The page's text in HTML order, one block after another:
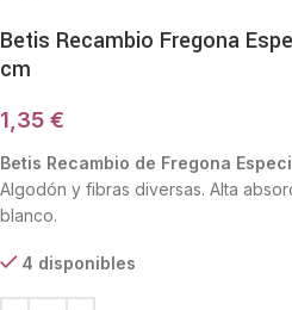
Betis Recambio Fregona
cm
1,35 €
Betis Recambio de Fregona
Algodón y fibras diversas. Alta
blanco.
4 disponibles